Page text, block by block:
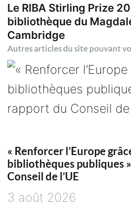
v
i
g
a
t
o
n
Le RIBA Stirling Prize
bibliothèque du
Cambridge
Autres articles du site pouvant
« Renforcer l’Europe
bibliothèques publiques
Conseil de l’UE
3 août 2026